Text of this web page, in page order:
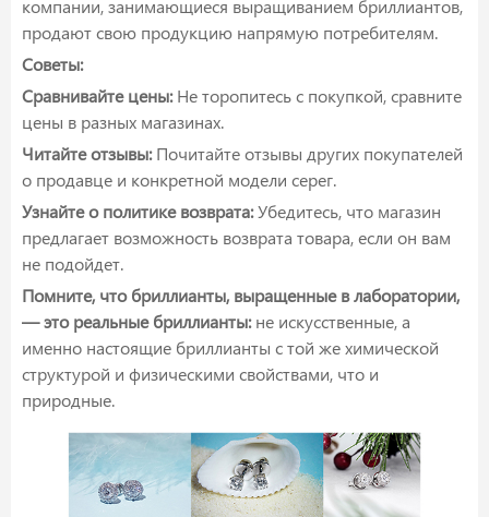
компании, занимающиеся выращиванием бриллиантов,
продают свою продукцию напрямую потребителям.
Советы:
Сравнивайте цены:Не торопитесь с покупкой, сравните
цены в разных магазинах.
Читайте отзывы:Почитайте отзывы других покупателей
о продавце и конкретной модели серег.
Узнайте о политике возврата:Убедитесь, что магазин
предлагает возможность возврата товара, если он вам
не подойдет.
Помните, что бриллианты, выращенные в лаборатории,
— это реальные бриллианты:не искусственные, а
именно настоящие бриллианты с той же химической
структурой и физическими свойствами, что и
природные.